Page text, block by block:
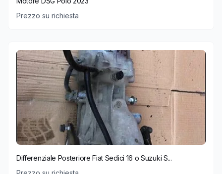
Prezzo su richiesta
Differenziale Posteriore Fiat Sedici 16 o Suzuki S...